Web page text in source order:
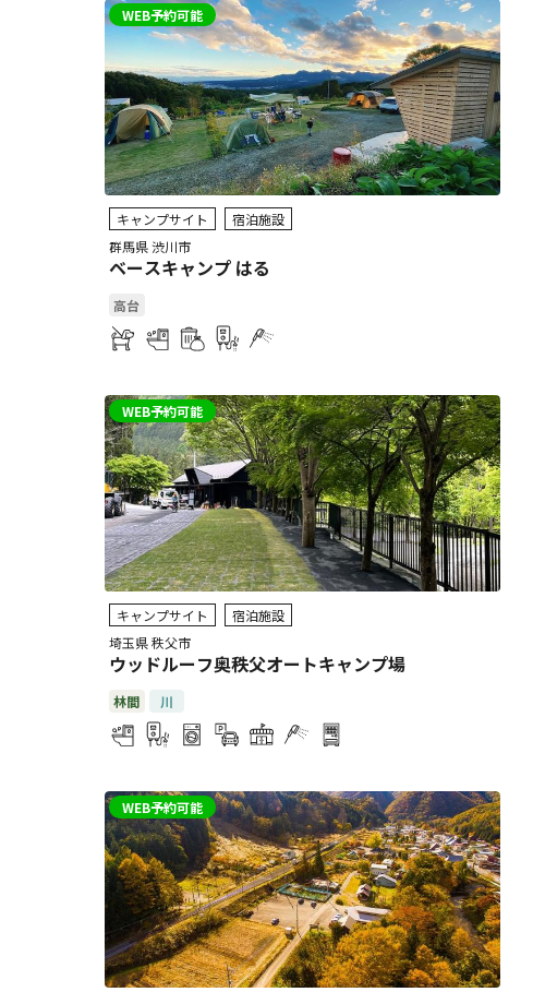
WEB予約可能
キャンプサイト
宿泊施設
群馬県 渋川市
ベースキャンプ はる
高台
WEB予約可能
キャンプサイト
宿泊施設
埼玉県 秩父市
ウッドルーフ奥秩父オートキャンプ場
林間 川
WEB予約可能